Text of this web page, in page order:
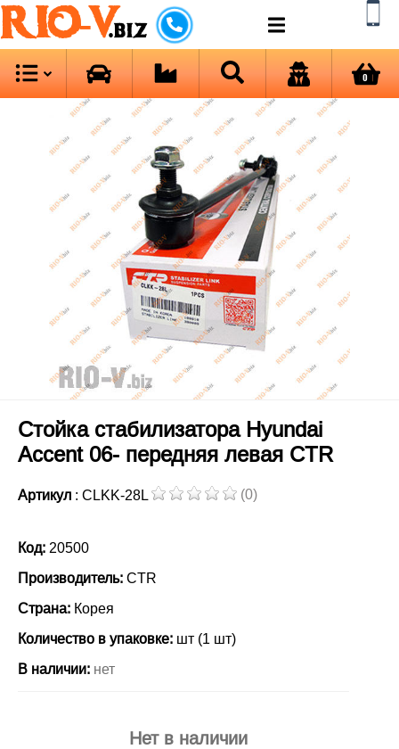
RIO-V.biz
0
Стойка стабилизатора Hyundai
Accent 06- передняя левая CTR
Артикул : CLKK-28L (0)
Код: 20500
Производитель: CTR
Страна: Корея
Количество в упаковке: шт (1 шт)
В наличии: нет
Нет в наличии